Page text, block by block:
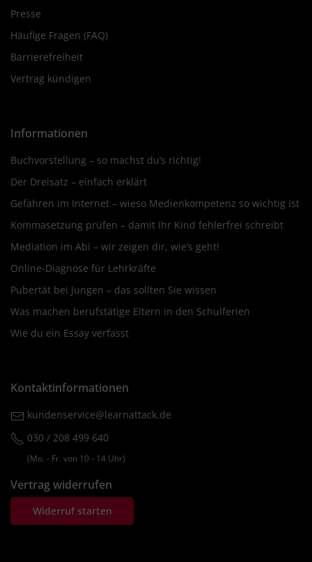
Presse
Häufige Fragen (FAQ)
Barrierefreiheit
Vertrag kündigen
Informationen
Buchvorstellung – so machst du’s richtig!
Der Dreisatz – einfach erklärt
Gefahren im Internet – wieso Medienkompetenz so wichtig ist
Kommasetzung prüfen – damit Ihr Kind fehlerfrei schreibt
Mediation im Abi – wir zeigen dir, wie’s geht!
Online-Diagnose für Lehrkräfte
Pubertät bei Jungen – das sollten Sie wissen
Was machen berufstätige Eltern in den Schulferien
Wie du ein Essay verfasst
Kontaktinformationen
kundenservice@learnattack.de
030 / 208 499 640
(Mo. ‐ Fr. von 10 ‐ 14 Uhr)
Vertrag widerrufen
Widerruf starten